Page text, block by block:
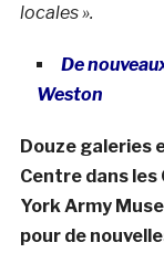
locales ».
De
Weston
Douze galeries
Centre dans les
York Army
pour de